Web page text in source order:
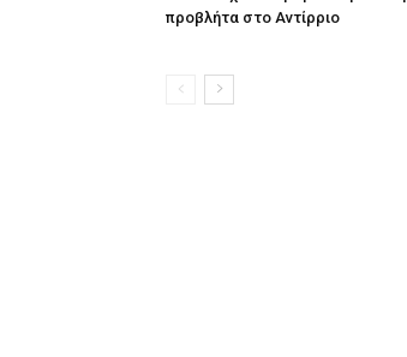
προβλήτα στο Αντίρριο